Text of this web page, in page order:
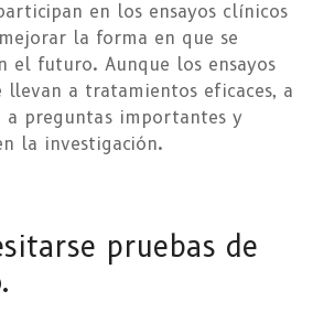
en los ensayos clínicos
la forma en que se
el futuro. Aunque los ensayos
llevan a tratamientos eficaces, a
a preguntas importantes y
la investigación.
pruebas de